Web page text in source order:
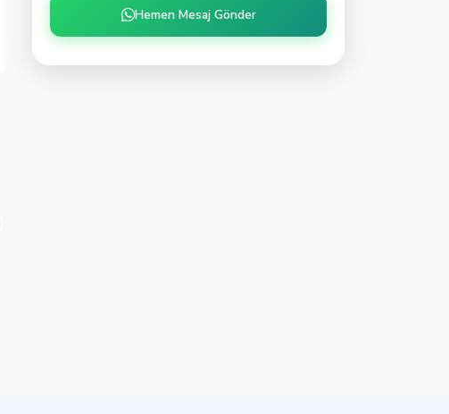
Hemen Mesaj Gönder